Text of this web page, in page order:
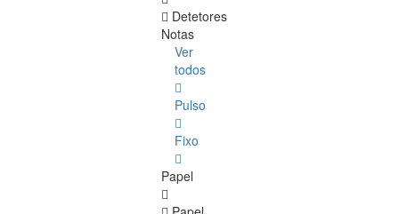
Detetores
Notas
Ver
todos
Pulso
Fixo
Papel